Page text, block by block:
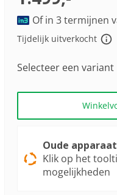
Youreko’s
tool
voor
energiebesparing.
Of in 3 termijnen
Tijdelijk uitverkocht
Selecteer een variant
Oude apparaat
Klik op het
mogelijkheden